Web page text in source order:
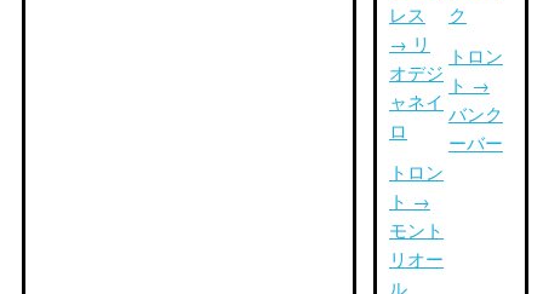
レス
→ リ
オデジ
ャネイ
ロ
トロン
ト →
モント
リオー
ル
ク
トロン
ト →
バンク
ーバー